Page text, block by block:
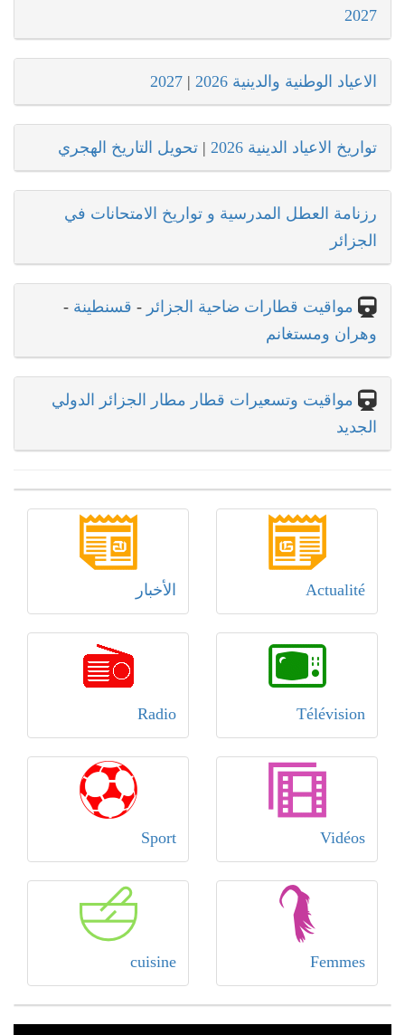
2027
الاعياد الوطنية والدينية 2026 |
2027
تواريخ الاعياد الدينية 2026 | تحويل التاريخ الهجري
رزنامة العطل المدرسية و تواريخ الامتحانات في
الجزائر
مواقيت قطارات ضاحية الجزائر - قسنطينة -
وهران ومستغانم
مواقيت وتسعيرات قطار مطار الجزائر الدولي
الجديد
Actualité الأخبار
Télévision
Radio
Vidéos
Sport
Femmes
cuisine